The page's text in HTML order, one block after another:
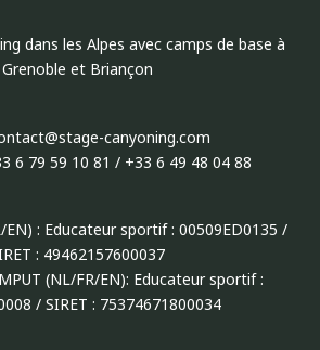
dans les Alpes avec camps de base à
Grenoble et Briançon
canyoning.com
6 79 59 10 81 / +33 6 49 48 04 88
EN) : Educateur sportif : 00509ED0135 /
: 49462157600037
(NL/FR/EN): Educateur sportif :
/ SIRET : 75374671800034